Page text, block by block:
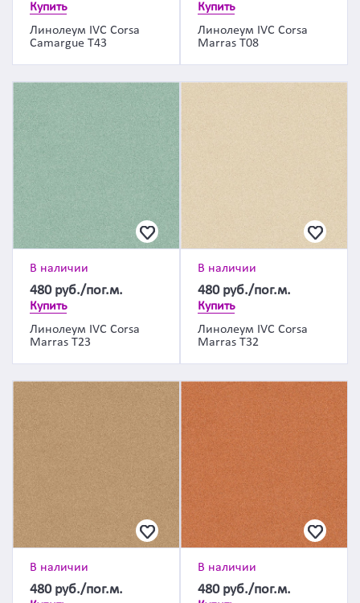
Купить
Линолеум IVC Corsa
Camargue T43
Купить
Линолеум IVC Corsa
Marras T08
В наличии
480 руб./пог.м.
Купить
Линолеум IVC Corsa
Marras T23
В наличии
480 руб./пог.м.
Купить
Линолеум IVC Corsa
Marras T32
В наличии
480 руб./пог.м.
В наличии
480 руб./пог.м.